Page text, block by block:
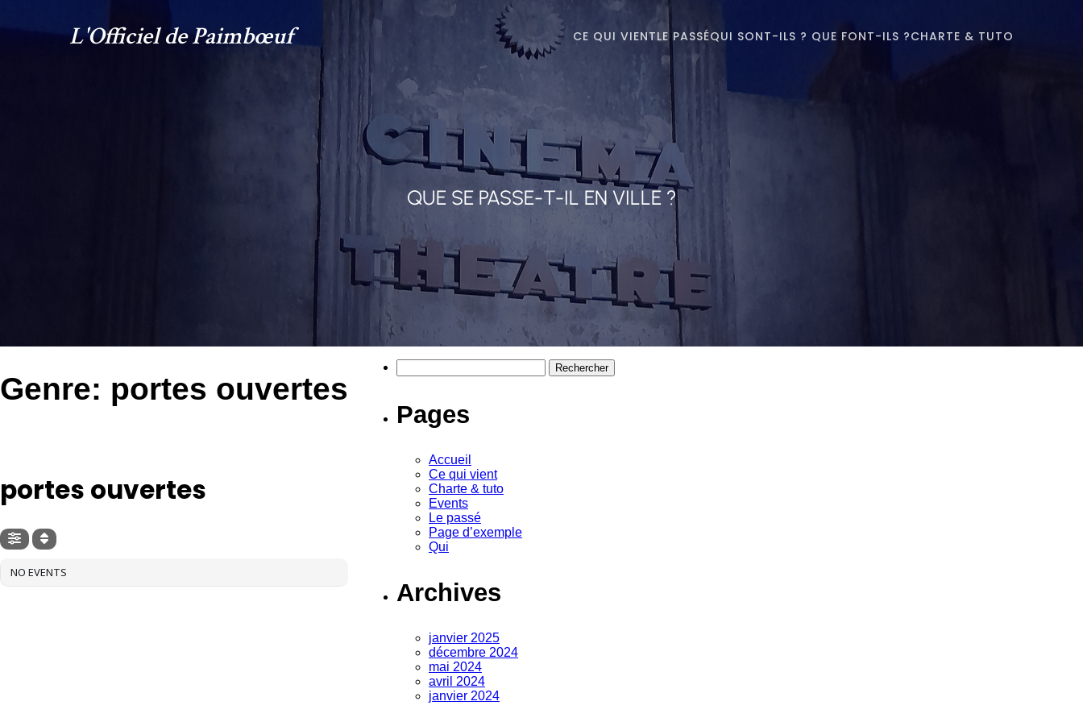
L'Officiel de Paimbœuf CE QUI VIENTLE PASSÉQUI SONT-ILS ? QUE FONT-ILS ?CHARTE & TUTO
QUE SE PASSE-T-IL EN VILLE ?
Genre: portes ouvertes
portes ouvertes
NO EVENTS
Pages
Accueil
Ce qui vient
Charte & tuto
Events
Le passé
Page d’exemple
Qui
Archives
janvier 2025
décembre 2024
mai 2024
avril 2024
janvier 2024